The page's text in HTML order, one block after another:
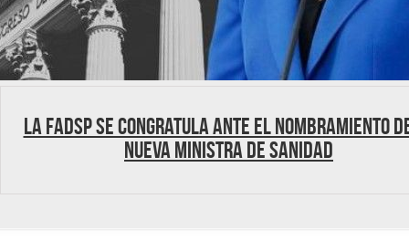
La FADSP se congratula ante el nombramiento
nueva Ministra de Sanidad